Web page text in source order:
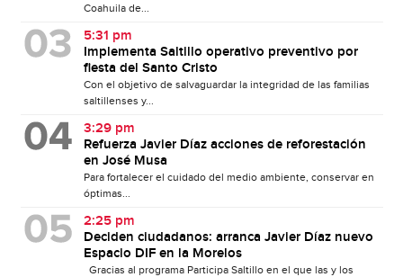
Coahuila de...
5:31 pm
Implementa Saltillo operativo preventivo por
fiesta del Santo Cristo
Con el objetivo de salvaguardar la integridad de las familias
saltillenses y...
3:29 pm
Refuerza Javier Díaz acciones de reforestación
en José Musa
Para fortalecer el cuidado del medio ambiente, conservar en
óptimas...
2:25 pm
Deciden ciudadanos: arranca Javier Díaz nuevo
Espacio DIF en la Morelos
Gracias al programa Participa Saltillo en el que las y los